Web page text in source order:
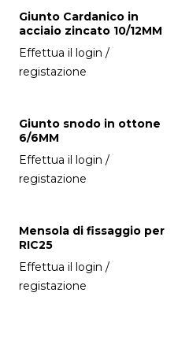
Giunto Cardanico in
acciaio zincato 10/12MM
Effettua il login /
registazione
Giunto snodo in ottone
6/6MM
Effettua il login /
registazione
Mensola di fissaggio per
RIC25
Effettua il login /
registazione